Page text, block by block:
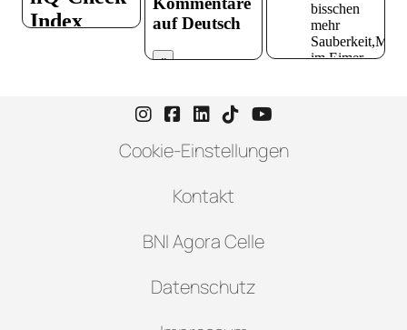
Cookie-Einstellungen
Kontakt
BNI Agora Celle
Datenschutz
Instagram-Seite von Hotel zur
Facebook-Seite von Hotel
LinkedIn-Seite von
TikTok-Seite von
YouTube-Seite